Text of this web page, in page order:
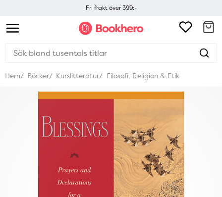
Fri frakt över 399:-
Hem Böcker Kurslitteratur Filosofi, Religion & Etik